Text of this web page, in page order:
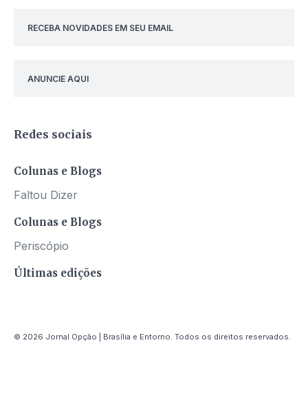
RECEBA NOVIDADES EM SEU EMAIL
ANUNCIE AQUI
Redes sociais
Colunas e Blogs
Faltou Dizer
Colunas e Blogs
Periscópio
Últimas edições
© 2026 Jornal Opção | Brasília e Entorno. Todos os direitos reservados.